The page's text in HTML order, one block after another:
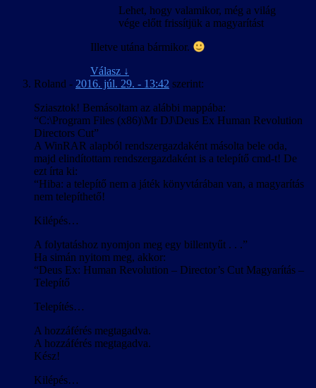
Lehet, hogy valamikor, még a világ
vége előtt frissítjük a magyarítást
Illetve utána bármikor.
Válasz ↓
Roland - 2016. júl. 29. - 13:42 szerint:
Sziasztok! Bemásoltam az alábbi mappába:
“C:\Program Files (x86)\Mr DJ\Deus Ex Human Revolution
Directors Cut”
A WinRAR alapból rendszergazdaként másolta bele oda,
majd elindítottam rendszergazdaként is a telepítő cmd-t! De
ezt írta ki:
“Hiba: a telepítő nem a játék könyvtárában van, a magyarítás
nem telepíthető!
Kilépés…
A folytatáshoz nyomjon meg egy billentyűt . . .”
Ha simán nyitom meg, akkor:
“Deus Ex: Human Revolution – Director’s Cut Magyarítás –
Telepítő
Telepítés…
A hozzáférés megtagadva.
A hozzáférés megtagadva.
Kész!
Kilépés…